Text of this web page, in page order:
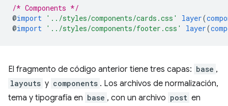
/* Components */
@import '../styles/components/cards.css' layer(
@import '../styles/components/footer.css' layer(
El fragmento de código anterior tiene tres capas: base ,
layouts y components . Los archivos de normalización,
tema y tipografía en base , con un archivo post en